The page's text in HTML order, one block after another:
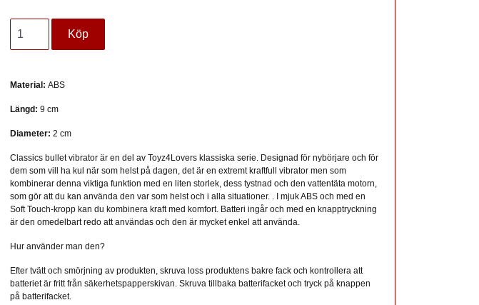
Material: ABS
Längd: 9 cm
Diameter: 2 cm
Classics bullet vibrator är en del av Toyz4Lovers klassiska serie. Designad för nybörjare och för
dem som vill ha kul när som helst på dagen, det är en extremt kraftfull vibrator men som
kombinerar denna viktiga funktion med en liten storlek, dess tystnad och den vattentäta motorn,
som gör att du kan använda den var som helst och i alla situationer. . I mjuk ABS och med en
Soft Touch-kropp kan du kombinera kraft med komfort. Batteri ingår och med en knapptryckning
är den omedelbart redo att användas och den är mycket enkel att använda.
Hur använder man den?
Efter tvätt och smörjning av produkten, skruva loss produktens bakre fack och kontrollera att
batteriet är fritt från säkerhetspapperskivan. Skruva tillbaka batterifacket och tryck på knappen
på batterifacket.